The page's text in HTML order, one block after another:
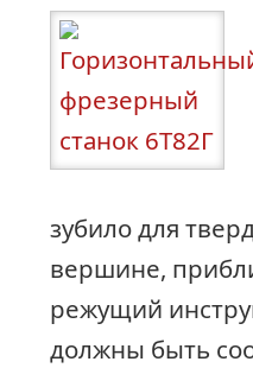
зубило для
вершине,
режущий
должны быть